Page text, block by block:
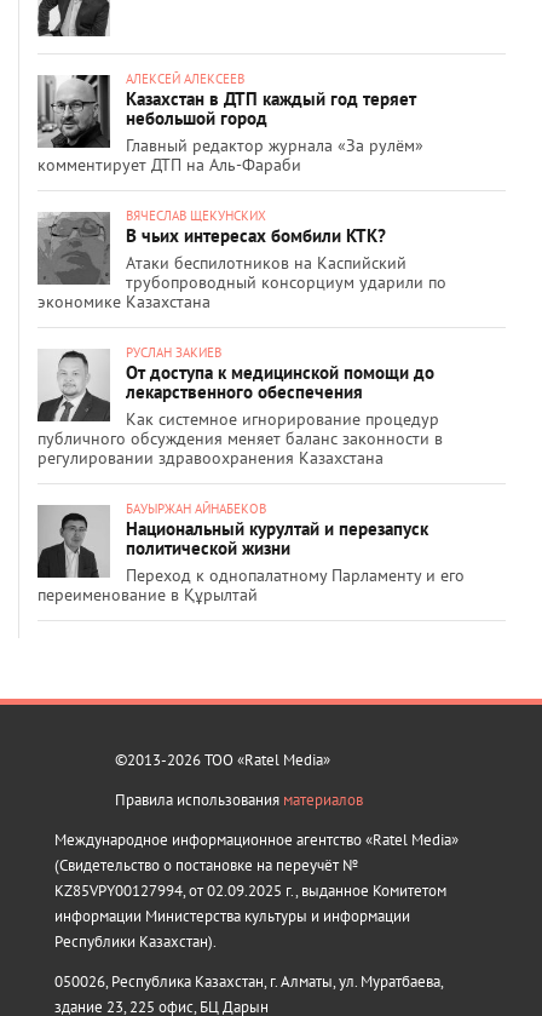
АЛЕКСЕЙ АЛЕКСЕЕВ
Казахстан в ДТП каждый год теряет
небольшой город
Главный редактор журнала «За рулём»
комментирует ДТП на Аль-Фараби
ВЯЧЕСЛАВ ЩЕКУНСКИХ
В чьих интересах бомбили КТК?
Атаки беспилотников на Каспийский
трубопроводный консорциум ударили по
экономике Казахстана
РУСЛАН ЗАКИЕВ
От доступа к медицинской помощи до
лекарственного обеспечения
Как системное игнорирование процедур
публичного обсуждения меняет баланс законности в
регулировании здравоохранения Казахстана
БАУЫРЖАН АЙНАБЕКОВ
Национальный курултай и перезапуск
политической жизни
Переход к однопалатному Парламенту и его
переименование в Құрылтай
©2013-2026 ТОО «Ratel Media»
Правила использования материалов
Международное информационное агентство «Ratel Media»
(Свидетельство о постановке на переучёт №
KZ85VPY00127994, от 02.09.2025 г., выданное Комитетом
информации Министерства культуры и информации
Республики Казахстан).
050026, Республика Казахстан, г. Алматы, ул. Муратбаева,
здание 23, 225 офис, БЦ Дарын